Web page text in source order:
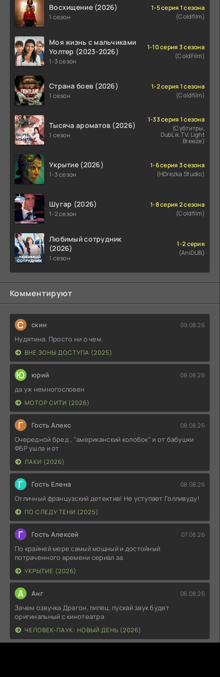
Восхищение (2026)
1 сезон
1-5 серия 1 сезона
(Coldfilm)
Моя жизнь с мальчиками
Уолтер (2023-2026)
1-3 сезон
1-10 серия 3 сезона
(ColdFilm)
Страна боев (2026)
1 сезон
1-2 серия 1 сезона
(Coldfilm)
Тысяча ароматов (2026)
1 сезон
1-33 серия 1 сезона
(Субтитры,
DubLik.TV, Light
Breeze)
Укрытие (2026)
1-3 сезон
1-6 серия 3 сезона
(HDrezka Studio)
Шугар (2026)
1-2 сезон
1-8 серия 2 сезона
(Coldfilm)
Любимый сотрудник
(2026)
1 сезон
1-2 серия
(AniDUB)
Комментируют
С скин 09.08.26
Нудятина. Просто ни о чем.
ВНЕ ЗОНЫ ДОСТУПА (2025)
Ю юрий 08.08.26
да уж немногословен
МОТОР СИТИ (2026)
Г Гость Алекс 08.08.26
Очередной бред , "американский колобок" и от бабушки
ФБР ушла и от
ЛАКИ (2026)
Г Гость Елена 08.08.26
Отличный французский детектив! Не уступает Голливуду!
ПО СЛЕДУ ТЕНИ (2025)
Г Гость Алексей 07.08.26
По крайней мере самый мощный и достойный
потраченного времени сериал за
УКРЫТИЕ (2026)
А Анг 06.08.26
Зачем озвучка Драгон, пипец, пускай звук будет
оригинальный с кинотеатра
ЧЕЛОВЕК-ПАУК: НОВЫЙ ДЕНЬ (2026)